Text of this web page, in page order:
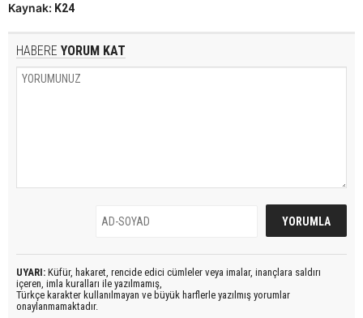
Kaynak: K24
HABERE YORUM KAT
UYARI: Küfür, hakaret, rencide edici cümleler veya imalar, inançlara saldırı
içeren, imla kuralları ile yazılmamış,
Türkçe karakter kullanılmayan ve büyük harflerle yazılmış yorumlar
onaylanmamaktadır.